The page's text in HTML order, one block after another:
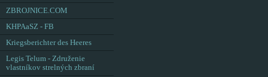
ZBROJNICE.COM
KHPAaSZ - FB
Kriegsberichter des Heeres
Legis Telum - Združenie
vlastníkov strelných zbraní